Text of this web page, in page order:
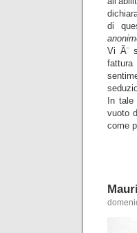
di
Vi Ã¨
In
vuoto
come